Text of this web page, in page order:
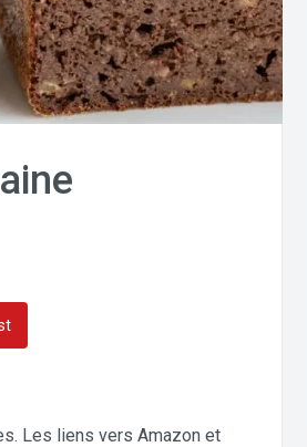
Les liens vers Amazon et